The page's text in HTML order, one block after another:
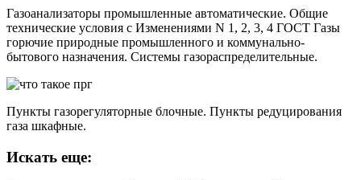
Газоанализаторы промышленные автоматические. Общие
технические условия с Изменениями N 1, 2, 3, 4 ГОСТ Газы
горючие природные промышленного и коммунально-
бытового назначения. Системы газораспределительные.
Пункты газорегуляторные блочные. Пункты редуцирования
газа шкафные.
Искать еще: